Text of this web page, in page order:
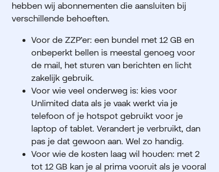
hebben wij abonnementen die aansluiten bij
verschillende behoeften.
Voor de ZZP’er: een bundel met 12 GB en
onbeperkt bellen is meestal genoeg voor
de mail, het sturen van berichten en licht
zakelijk gebruik.
Voor wie veel onderweg is: kies voor
Unlimited data als je vaak werkt via je
telefoon of je hotspot gebruikt voor je
laptop of tablet. Verandert je verbruikt, dan
pas je dat gewoon aan. Wel zo handig.
Voor wie de kosten laag wil houden: met 2
tot 12 GB kan je al prima vooruit als je vooral